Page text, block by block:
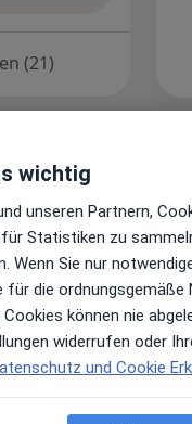
(21)
Arzt-Info
wichtig
unseren Partnern,
Statistiken zu
Wenn Sie nur
für die
können nie
widerrufen oder
und Cookie